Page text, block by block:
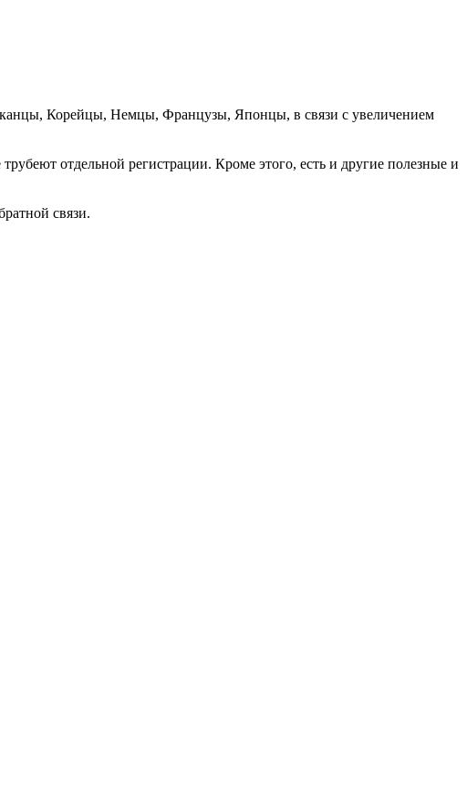
Корейцы, Немцы, Французы, Японцы, в связи с увеличением
отдельной регистрации. Кроме этого, есть и другие полезные и
связи.